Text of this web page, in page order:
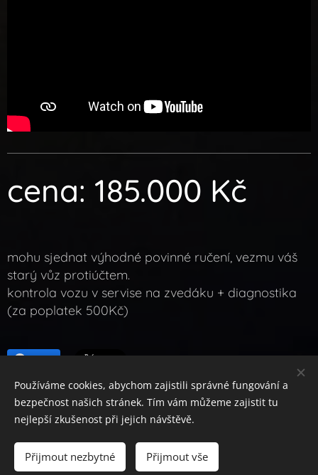
cena: 185.000 Kč
mohu sjednat výhodné povinné ručení, vezmu váš
starý vůz protiúčtem.
kontrola vozu v servise na zvedáku + diagnostika
(za poplatek 500Kč)
Share
Obrázky poskytlPexels
Vytvořeno službou Webnode
Používáme cookies, abychom zajistili správné fungování a
bezpečnost našich stránek. Tím vám můžeme zajistit tu
nejlepší zkušenost při jejich návštěvě.
Přijmout nezbytné Přijmout vše